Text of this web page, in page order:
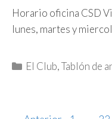
Horario oficina CSD
lunes, martes y
Categorías
El Club,Tablón de